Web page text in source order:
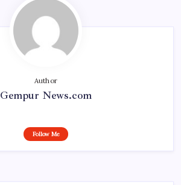
Author
Gempur News.com
Follow Me